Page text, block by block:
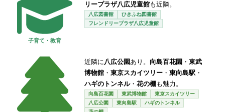
子育て・教育
リープラザ八広児童館も近隣。
八広図書館
ひきふね図書館
フレンドリープラザ八広児童館
近隣に 八広公園 あり。 向島百花園 ・ 東武
博物館 ・ 東京スカイツリー ・ 東向島駅 ・
ハギのトンネル・ 花の棚 も魅力。
向島百花園 東武博物館
東京スカイツリー
八広公園
東向島駅
ハギのトンネル